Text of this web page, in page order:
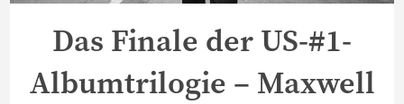
Das Finale der US-#1-
Albumtrilogie – Maxwell